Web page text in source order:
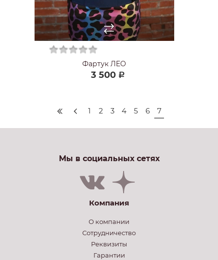
Фартук ЛЕО
3 500 Р
1 2 3 4 5 6 7
Мы в социальных сетях
Компания
О компании
Сотрудничество
Реквизиты
Гарантии